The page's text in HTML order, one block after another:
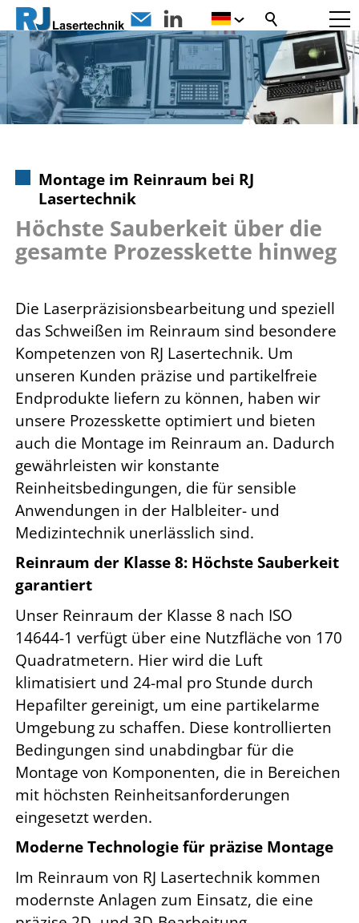
Montage im Reinraum bei RJ
Lasertechnik
Höchste Sauberkeit über die
gesamte Prozesskette hinweg
Die Laserpräzisionsbearbeitung und speziell
das Schweißen im Reinraum sind besondere
Kompetenzen von RJ Lasertechnik. Um
unseren Kunden präzise und partikelfreie
Endprodukte liefern zu können, haben wir
unsere Prozesskette optimiert und bieten
auch die Montage im Reinraum an. Dadurch
gewährleisten wir konstante
Reinheitsbedingungen, die für sensible
Anwendungen in der Halbleiter- und
Medizintechnik unerlässlich sind.
Reinraum der Klasse 8: Höchste Sauberkeit
garantiert
Unser Reinraum der Klasse 8 nach ISO
14644-1 verfügt über eine Nutzfläche von 170
Quadratmetern. Hier wird die Luft
klimatisiert und 24-mal pro Stunde durch
Hepafilter gereinigt, um eine partikelarme
Umgebung zu schaffen. Diese kontrollierten
Bedingungen sind unabdingbar für die
Montage von Komponenten, die in Bereichen
mit höchsten Reinheitsanforderungen
eingesetzt werden.
ModerneTechnologiefür präzise Montage
Im Reinraum von RJ Lasertechnik kommen
modernste Anlagen zum Einsatz, die eine